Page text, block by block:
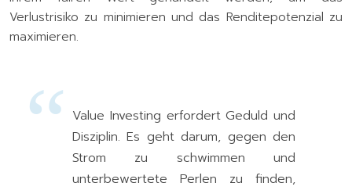
Verlustrisiko zu minimieren und das Renditepotenzial zu
maximieren.
Value Investing erfordert Geduld und
Disziplin. Es geht darum, gegen den
Strom zu schwimmen und
unterbewertete Perlen zu finden,